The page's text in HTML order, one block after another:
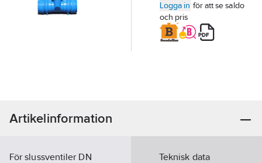
Logga in för att se saldo
och pris
Artikelinformation
För slussventiler DN
Teknisk data